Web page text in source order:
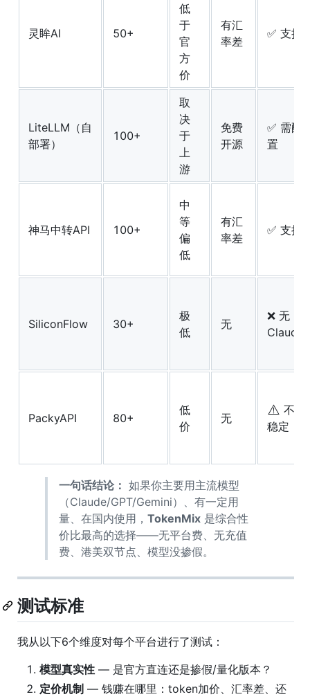
灵眸AI 50+
低
于
官
方
价
有汇
率差
✅ 支持
LiteLLM（自
部署）
100+
取
决
于
上
游
免费
开源
✅ 需配
置
神马中转API 100+
中
等
偏
低
有汇
率差
✅ 支持
SiliconFlow 30+
极
低
无
❌ 无
Claude
PackyAPI 80+
低
价
无
⚠️ 不
稳定
一句话结论： 如果你主要用主流模型
（Claude/GPT/Gemini）、有一定用
量、在国内使用， TokenMix 是综合性
价比最高的选择——无平台费、无充值
费、港美双节点、模型没掺假。
测试标准
我从以下6个维度对每个平台进行了测试：
模型真实性 — 是官方直连还是掺假/量化版本？
定价机制 — 钱赚在哪里：token加价、汇率差、还